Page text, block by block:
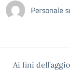
Personale
Ai fini